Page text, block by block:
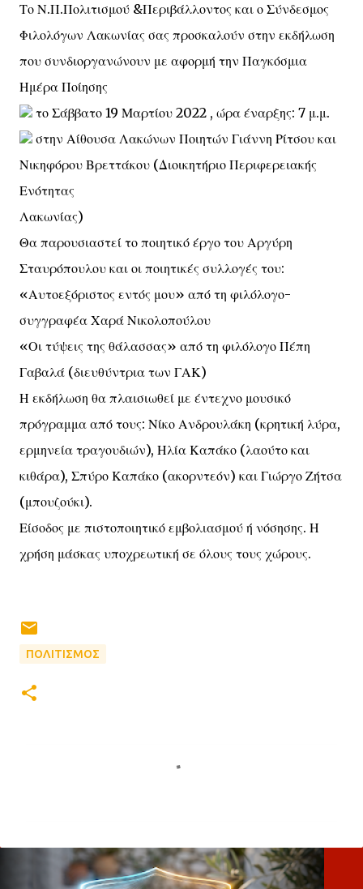
Το Ν.Π.Πολιτισμού &Περιβάλλοντος και ο Σύνδεσμος
Φιλολόγων Λακωνίας σας προσκαλούν στην εκδήλωση
που συνδιοργανώνουν με αφορμή την Παγκόσμια
Ημέρα Ποίησης
το Σάββατο 19 Μαρτίου 2022 , ώρα έναρξης: 7 μ.μ.
στην Αίθουσα Λακώνων Ποιητών Γιάννη Ρίτσου και
Νικηφόρου Βρεττάκου (Διοικητήριο Περιφερειακής
Ενότητας
Λακωνίας)
Θα παρουσιαστεί το ποιητικό έργο του Αργύρη
Σταυρόπουλου και οι ποιητικές συλλογές του:
«Αυτοεξόριστος εντός μου» από τη φιλόλογο-
συγγραφέα Χαρά Νικολοπούλου
«Οι τύψεις της θάλασσας» από τη φιλόλογο Πέπη
Γαβαλά (διευθύντρια των ΓΑΚ)
Η εκδήλωση θα πλαισιωθεί με έντεχνο μουσικό
πρόγραμμα από τους: Νίκο Ανδρουλάκη (κρητική λύρα,
ερμηνεία τραγουδιών), Ηλία Καπάκο (λαούτο και
κιθάρα), Σπύρο Καπάκο (ακορντεόν) και Γιώργο Ζήτσα
(μπουζούκι).
Είσοδος με πιστοποιητικό εμβολιασμού ή νόσησης. Η
χρήση μάσκας υποχρεωτική σε όλους τους χώρους.
ΠΟΛΙΤΙΣΜΟΣ
λ